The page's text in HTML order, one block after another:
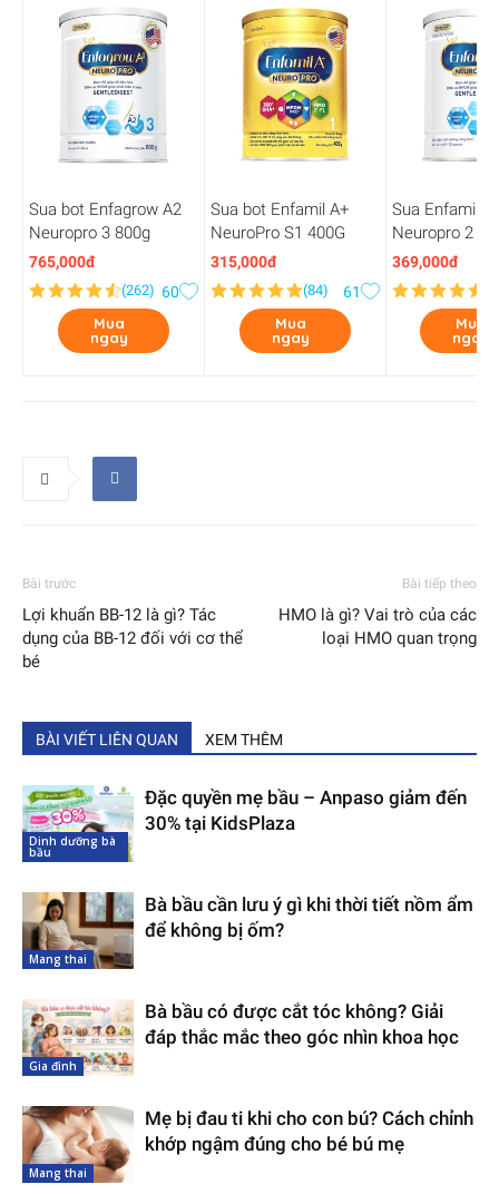
Sua bot Enfagrow A2
Neuropro 3 800g
765,000đ
(262) 60
Mua
ngay
Sua bot Enfamil A+
NeuroPro S1 400G
315,000đ
(84)
61
Mua
ngay
Sua Enfamil
Neuropro 2
350g
369,000đ
Mua
ngay
Bài trước
Lợi khuẩn BB-12 là gì? Tác
dụng của BB-12 đối với cơ thể
bé
Bài tiếp theo
HMO là gì? Vai trò của các
loại HMO quan trọng
BÀI VIẾT LIÊN QUAN XEM THÊM
Dinh dưỡng bà
bầu
Đặc quyền mẹ bầu – Anpaso giảm đến
30% tại KidsPlaza
Mang thai
Bà bầu cần lưu ý gì khi thời tiết nồm ẩm
để không bị ốm?
Gia đình
Bà bầu có được cắt tóc không? Giải
đáp thắc mắc theo góc nhìn khoa học
Mang thai
Mẹ bị đau ti khi cho con bú? Cách chỉnh
khớp ngậm đúng cho bé bú mẹ